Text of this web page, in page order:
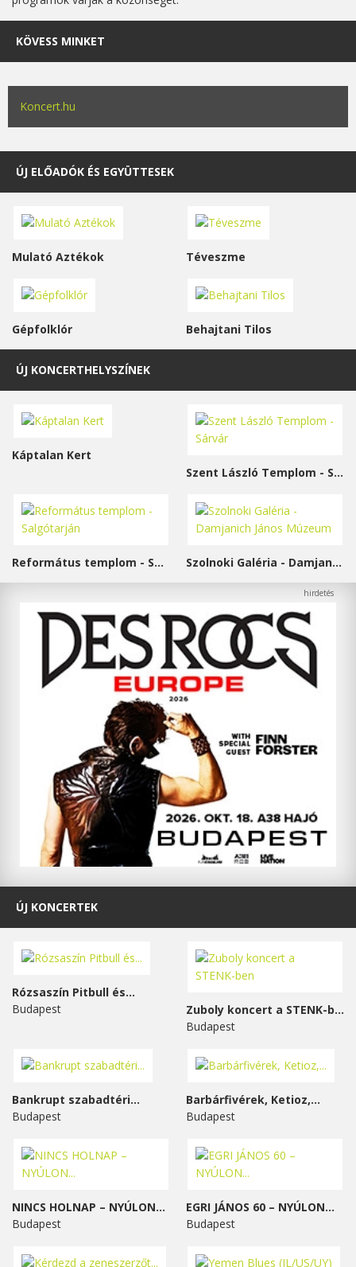
KÖVESS MINKET
Koncert.hu
ÚJ ELŐADÓK ÉS EGYÜTTESEK
Mulató Aztékok Téveszme
Gépfolklór Behajtani Tilos
ÚJ KONCERTHELYSZÍNEK
Káptalan Kert
Szent László Templom - Sárvár
Református templom - Salgótarján Szolnoki Galéria - Damjanich János Múzeum
ÚJ KONCERTEK
Rózsaszín Pitbull és...
Budapest
Zuboly koncert a STENK-ben
Budapest
Bankrupt szabadtéri...
Budapest
Barbárfivérek, Ketioz,...
Budapest
NINCS HOLNAP – NYÚLON...
Budapest
EGRI JÁNOS 60 – NYÚLON...
Budapest